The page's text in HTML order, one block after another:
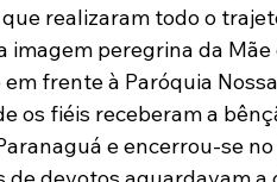
realizaram todo o
imagem peregrina da
frente à Paróquia
os fiéis receberam a
e encerrou-se